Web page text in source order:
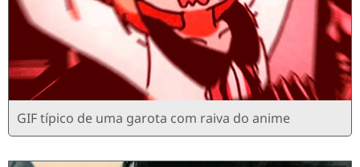
GIF típico de uma garota com raiva do anime